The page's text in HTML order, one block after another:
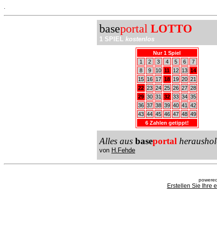
baseportal LOTTO
1 SPIEL kostenlos
Nur 1 Spiel
1
2 3 4 5 6
7
8
9 10 11 12 13 14
15
16 17 18 19 20 21
22 23 24 25 26 27 28
29 30 31 32 33 34 35
36 37 38 39 40 41
42
43 44 45 46 47 48 49
6 Zahlen getippt!
Alles aus baseportal
von H.Fehde
Erstellen Sie Ihre